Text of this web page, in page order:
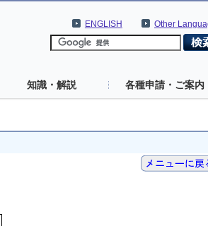
Other
ENGLISH
知識・解説 各種申請・ご案内